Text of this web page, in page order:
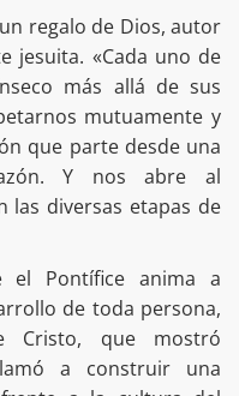
regalo de Dios, autor
jesuita. «Cada uno de
más allá de sus
mutuamente y
que parte desde una
Y nos abre al
las diversas etapas de
el Pontífice anima a
de toda persona,
Cristo, que mostró
a construir una